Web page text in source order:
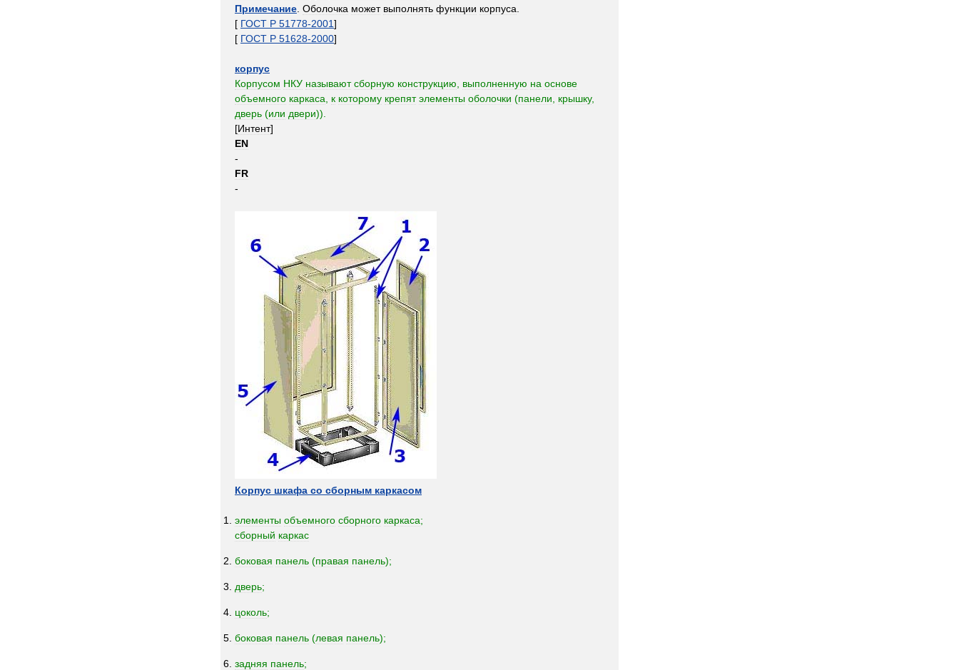
Примечание Оболочка может выполнять функции корпуса
[ ГОСТ Р 51778-2001]
[ ГОСТ Р 51628-2000]
корпус
Корпусом НКУ называют сборную конструкцию выполненную на основе
объемного каркаса к которому крепят элементы оболочки (панели крышку,
дверь (или двери)).
[Интент]
EN
-
FR
-
Корпус шкафа со сборным каркасом
элементы объемного сборного каркаса;
сборный каркас
боковая панель (правая панель);
дверь;
цоколь;
боковая панель (левая панель);
задняя панель;